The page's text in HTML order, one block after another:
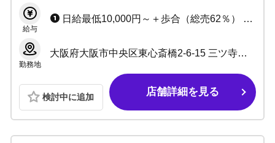
給与
日給最低10,000円～＋歩合（総売62％） ★各種賞金あり ★各種手当あり
勤務地
大阪府大阪市中央区東心斎橋2-6-15 三ツ寺ギャラクシービル6号館3F
検討中に追加 店舗詳細を見る